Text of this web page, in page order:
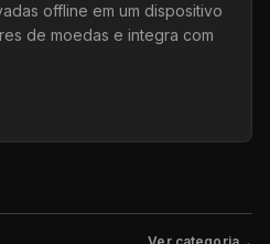
offline em um dispositivo
de moedas e integra com